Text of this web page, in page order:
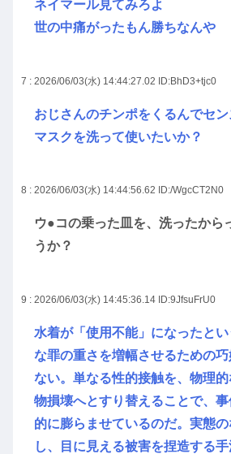
ネイマール見てみろよ
世の中痛がったもん勝ちなんや
7 : 2026/06/03(水) 14:44:27.02 ID:BhD3+tjc0
おじさんのチンポをくるんでセ
マスクを洗って使いたいか？
8 : 2026/06/03(水) 14:44:56.62 ID:/WgcCT2N0
ウ●コの乗った皿を、洗ったから
うか？
9 : 2026/06/03(水) 14:45:36.14 ID:9JfsuFrU0
水着が「使用不能」になったと
な罪の重さを増幅させるための
ない。単なる性的接触を、物理
物損壊へとすり替えることで、
的に膨らませているのだ。実態
し、目に見える被害を捏造する